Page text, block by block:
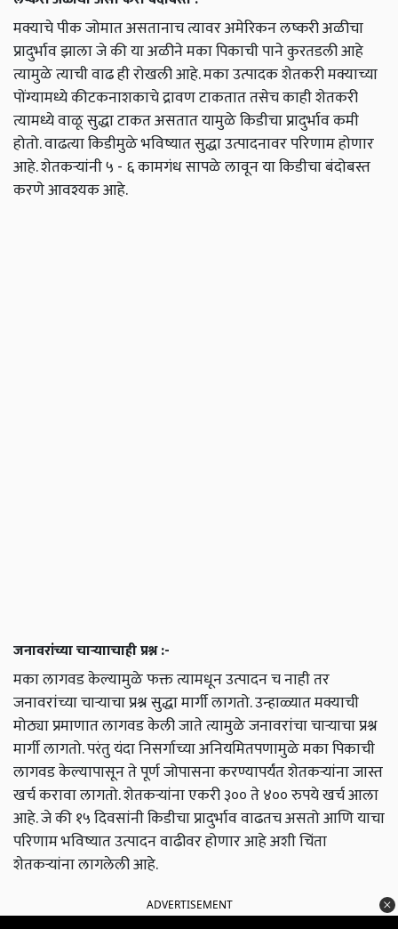
मक्याचे पीक जोमात असतानाच त्यावर अमेरिकन लष्करी अळीचा
प्रादुर्भाव झाला जे की या अळीने मका पिकाची पाने कुरतडली आहे
त्यामुळे त्याची वाढ ही रोखली आहे. मका उत्पादक शेतकरी मक्याच्या
पोंग्यामध्ये कीटकनाशकाचे द्रावण टाकतात तसेच काही शेतकरी
त्यामध्ये वाळू सुद्धा टाकत असतात यामुळे किडीचा प्रादुर्भाव कमी
होतो. वाढत्या किडीमुळे भविष्यात सुद्धा उत्पादनावर परिणाम होणार
आहे. शेतकऱ्यांनी ५ - ६ कामगंध सापळे लावून या किडीचा बंदोबस्त
करणे आवश्यक आहे.
जनावरांच्या चाऱ्यााचाही प्रश्न :-
मका लागवड केल्यामुळे फक्त त्यामधून उत्पादन च नाही तर
जनावरांच्या चाऱ्याचा प्रश्न सुद्धा मार्गी लागतो. उन्हाळ्यात मक्याची
मोठ्या प्रमाणात लागवड केली जाते त्यामुळे जनावरांचा चाऱ्याचा प्रश्न
मार्गी लागतो. परंतु यंदा निसर्गाच्या अनियमितपणामुळे मका पिकाची
लागवड केल्यापासून ते पूर्ण जोपासना करण्यापर्यंत शेतकऱ्यांना जास्त
खर्च करावा लागतो. शेतकऱ्यांना एकरी ३०० ते ४०० रुपये खर्च आला
आहे. जे की १५ दिवसांनी किडीचा प्रादुर्भाव वाढतच असतो आणि याचा
परिणाम भविष्यात उत्पादन वाढीवर होणार आहे अशी चिंता
शेतकऱ्यांना लागलेली आहे.
ADVERTISEMENT